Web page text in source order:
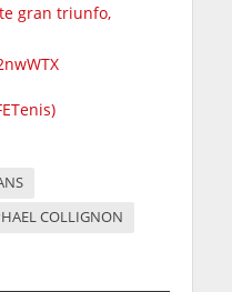
gran triunfo,
COLLIGNON